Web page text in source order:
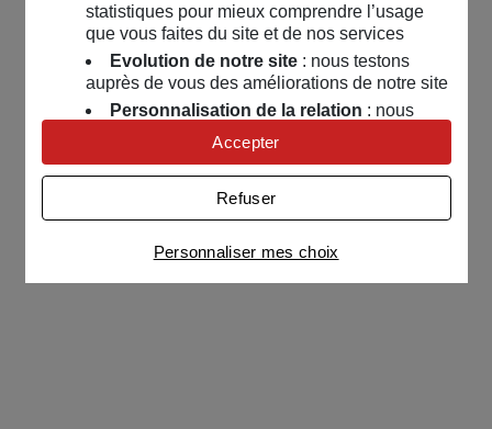
statistiques pour mieux comprendre l’usage
que vous faites du site et de nos services
Evolution de notre site: nous testons
auprès de vous des améliorations de notre site
Personnalisation de la relation : nous
nous servons de cookies pour adapter nos
contenus et personnaliser nos offres
Univers publicitaire: nous utilisons avec
nos partenaires des cookies pour afficher des
publicités personnalisées
Connaître notre politique cookies et la liste de nos
partenaires
Personnaliser mes choix
Refuser
Accepter